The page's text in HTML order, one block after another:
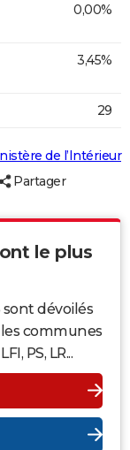
0,00%
3,45%
29
de l’Intérieur
Partager
le plus
dévoilés
communes
PS, LR...